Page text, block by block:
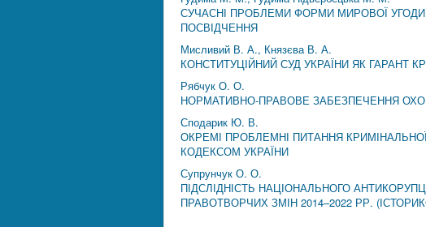
СУЧАСНІ ПРОБЛЕМИ ФОРМИ МИРОВОЇ
ПОСВІДЧЕННЯ
Мисливий В. А., Князєва В. А.
КОНСТИТУЦІЙНИЙ СУД УКРАЇНИ ЯК ГАРАНТ
Рябчук О. О.
НОРМАТИВНО-ПРАВОВЕ ЗАБЕЗПЕЧЕННЯ
Сподарик Ю. В.
ОКРЕМІ ПРОБЛЕМНІ ПИТАННЯ
КОДЕКСОМ УКРАЇНИ
Супрунчук О. О.
ПІДСЛІДНІСТЬ НАЦІОНАЛЬНОГО
ПРАВОТВОРЧИХ ЗМІН 2014–2022 РР.